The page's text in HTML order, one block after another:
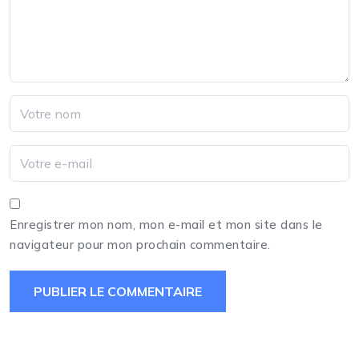
Enregistrer mon nom, mon e-mail et mon site dans le
navigateur pour mon prochain commentaire.